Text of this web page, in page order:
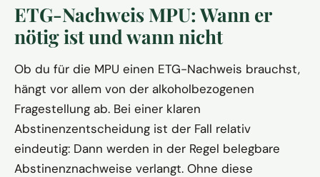
ETG-Nachweis MPU: Wann er
nötig ist und wann nicht
Ob du für die MPU einen ETG-Nachweis brauchst,
hängt vor allem von der alkoholbezogenen
Fragestellung ab. Bei einer klaren
Abstinenzentscheidung ist der Fall relativ
eindeutig: Dann werden in der Regel belegbare
Abstinenznachweise verlangt. Ohne diese